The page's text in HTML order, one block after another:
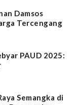
Damsos
Tercengang
PAUD 2025:
Semangka di